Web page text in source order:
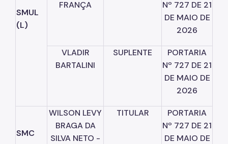
SMUL
(L)
FRANÇA
Nº 727 DE 21
DE MAIO DE
2026
VLADIR
BARTALINI
SUPLENTE
PORTARIA
Nº 727 DE 21
DE MAIO DE
2026
SMC
WILSON LEVY
BRAGA DA
SILVA NETO -
TITULAR
PORTARIA
Nº 727 DE 21
DE MAIO DE